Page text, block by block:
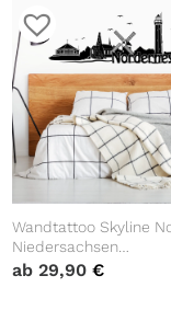
Wandtattoo Skyline
Niedersachsen
Wanddekoration
ab29,90€